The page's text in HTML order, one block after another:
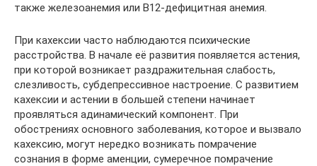
также железоанемия или В12-дефицитная анемия.
При кахексии часто наблюдаются психические
расстройства. В начале её развития появляется астения,
при которой возникает раздражительная слабость,
слезливость, субдепрессивное настроение. С развитием
кахексии и астении в большей степени начинает
проявляться адинамический компонент. При
обострениях основного заболевания, которое и вызвало
кахексию, могут нередко возникать помрачение
сознания в форме аменции, сумеречное помрачение